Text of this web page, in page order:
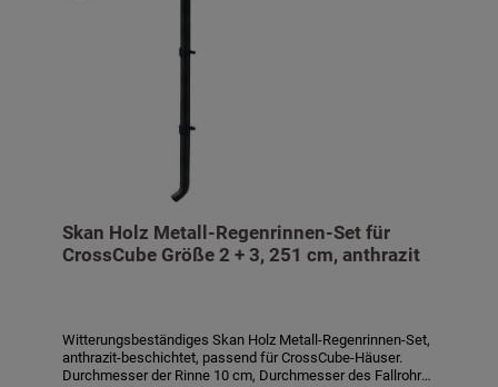
Skan Holz Metall-Regenrinnen-Set für
CrossCube Größe 2 + 3, 251 cm, anthrazit
Witterungsbeständiges Skan Holz Metall-Regenrinnen-Set,
anthrazit-beschichtet, passend für CrossCube-Häuser.
Durchmesser der Rinne 10 cm, Durchmesser des Fallrohrs